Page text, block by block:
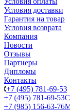
Условия доставки
Гарантия на товар
Условия возврата
Компания
Новости
Отзывы
Партнеры
Дипломы
Контакты
+7 (495) 781-69-53
+7 (495) 781-69-53
+7 (985) 156-63-76